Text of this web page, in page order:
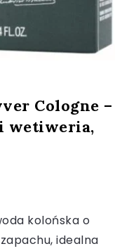
Cologne –
wetiweria,
kolońska o
idealna